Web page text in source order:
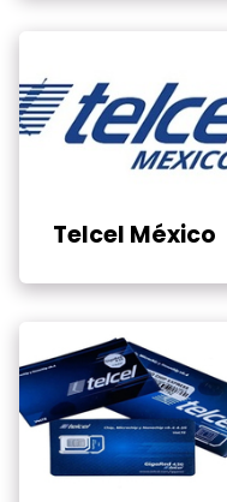
Telcel México